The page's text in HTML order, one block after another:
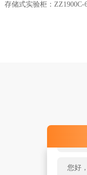
您好
服务
您好
存储式实验柜：ZZ1900C-